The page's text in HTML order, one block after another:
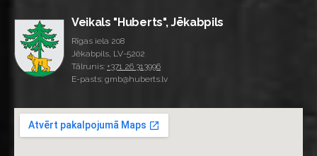
Veikals "Huberts", Jēkabpils
Rīgas iela 208
Jēkabpils, LV-5202
Tālrunis: +371 26 313996
E-pasts: gmb@huberts.lv